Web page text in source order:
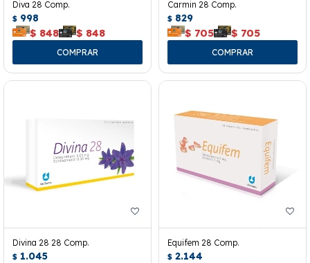
Diva 28 Comp.
$ 998
$ 848 $ 848
Carmin 28 Comp.
$ 829
$ 705 $ 705
Divina 28 28 Comp.
$ 1.045
Equifem 28 Comp.
$ 2.144